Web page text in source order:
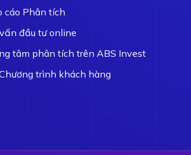
cáo Phân tích
đầu tư online
tâm phân tích trên ABS Invest
trình khách hàng